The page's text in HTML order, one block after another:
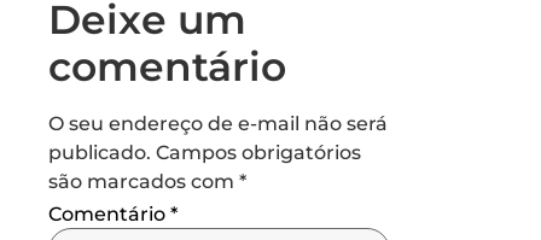
Deixe um
comentário
O seu endereço de e-mail não será
publicado. Campos obrigatórios
são marcados com *
Comentário *